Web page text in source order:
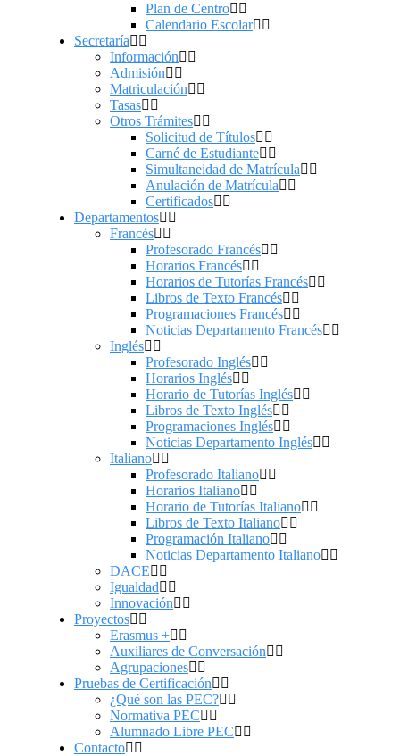
Plan de Centro
Calendario Escolar
Secretaría
Información
Admisión
Matriculación
Tasas
Otros Trámites
Solicitud de Títulos
Carné de Estudiante
Simultaneidad de Matrícula
Anulación de Matrícula
Certificados
Departamentos
Francés
Profesorado Francés
Horarios Francés
Horarios de Tutorías Francés
Libros de Texto Francés
Programaciones Francés
Noticias Departamento Francés
Inglés
Profesorado Inglés
Horarios Inglés
Horario de Tutorías Inglés
Libros de Texto Inglés
Programaciones Inglés
Noticias Departamento Inglés
Italiano
Profesorado Italiano
Horarios Italiano
Horario de Tutorías Italiano
Libros de Texto Italiano
Programación Italiano
Noticias Departamento Italiano
DACE
Igualdad
Innovación
Proyectos
Erasmus +
Auxiliares de Conversación
Agrupaciones
Pruebas de Certificación
¿Qué son las PEC?
Normativa PEC
Alumnado Libre PEC
Contacto